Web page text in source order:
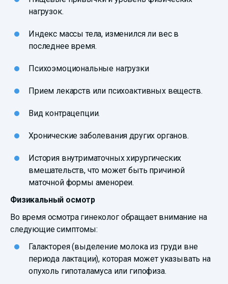
нагрузок.
Индекс массы тела, изменился ли вес в
последнее время.
Психоэмоциональные нагрузки
Прием лекарств или психоактивных веществ.
Вид контрацепции.
Хронические заболевания других органов.
История внутриматочных хирургических
вмешательств, что может быть причиной
маточной формы аменореи.
Физикальный осмотр
Во время осмотра гинеколог обращает внимание на
следующие симптомы:
Галакторея (выделение молока из груди вне
периода лактации), которая может указывать на
опухоль гипоталамуса или гипофиза.